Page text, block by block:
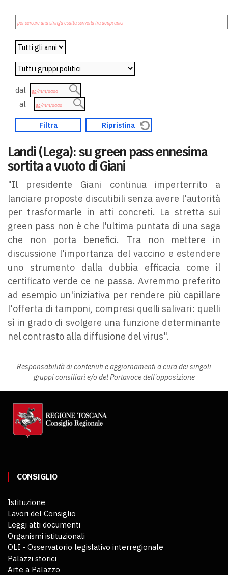
dal
al
Landi (Lega): su green pass ennesima
sortita a vuoto di Giani
"Il presidente Giani continua imperterrito a
lanciare proposte discutibili senza avere l'autorità
per trasformarle in atti concreti. La stretta sui
green pass non è che l'ultima puntata di una saga
che non porta benefici. Tra non mettere in
discussione l'importanza del vaccino e estendere
uno strumento dalla dubbia efficacia come il
certificato verde ce ne passa. Avremmo preferito
ad esempio un'iniziativa per rendere più capillare
l'offerta di tamponi, compresi quelli salivari: quelli
sì in grado di svolgere una funzione determinante
nel contrasto alla diffusione del virus".
Responsabilità di contenuti e aggiornamenti a cura dei singoli
gruppi consiliari e/o del Portavoce dell'opposizione
CONSIGLIO
Istituzione
Lavori del Consiglio
Leggi atti documenti
Organismi istituzionali
OLI - Osservatorio legislativo interregionale
Palazzi storici
Arte a Palazzo